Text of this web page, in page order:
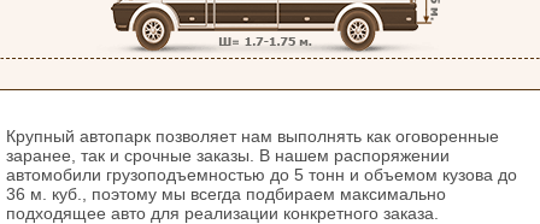
Крупный автопарк позволяет нам выполнять как оговоренные
заранее, так и срочные заказы. В нашем распоряжении
автомобили грузоподъемностью до 5 тонн и объемом кузова до
36 м. куб., поэтому мы всегда подбираем максимально
подходящее авто для реализации конкретного заказа.